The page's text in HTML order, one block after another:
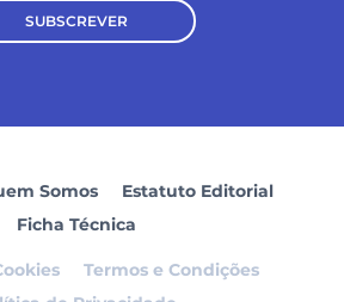
SUBSCREVER
Somos
Estatuto Editorial
Ficha Técnica
Termos e Condições